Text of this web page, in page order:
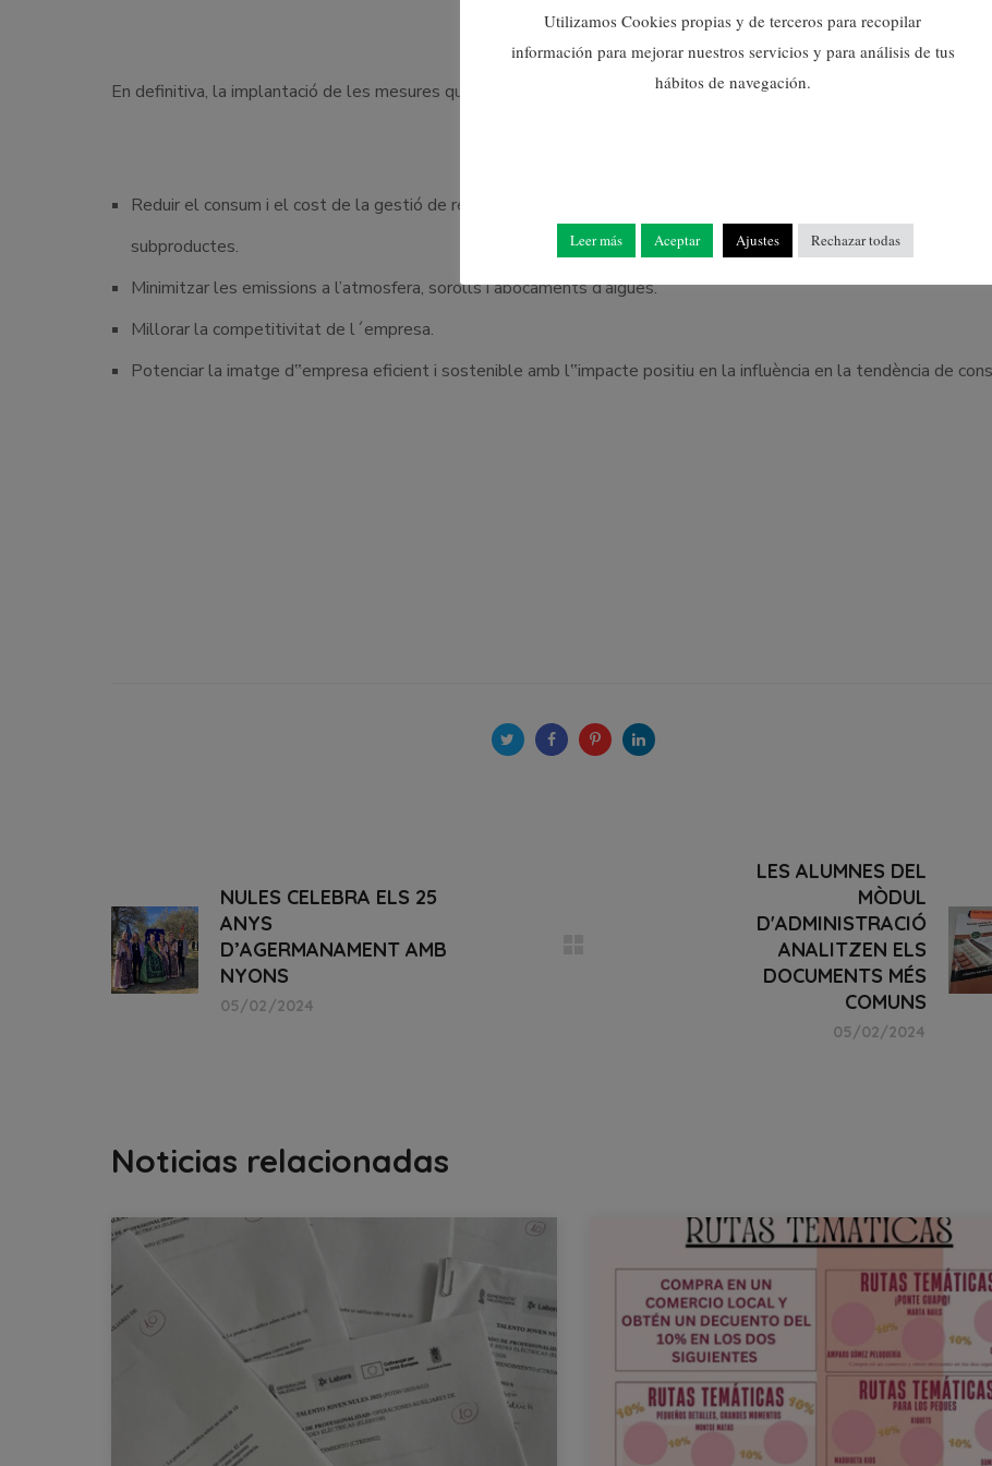
En definitiva, la implantació de les mesures que destaquen al manual permeten:
Reduir el consum i el cost de la gestió de residus com a aigua o energia, així com identificar els possibles
subproductes.
Minimitzar les emissions a l’atmosfera, sorolls i abocaments d’aigües.
Millorar la competitivitat de l´empresa.
Potenciar la imatge d‟empresa eficient i sostenible amb l‟impacte positiu en la influència en la tendència de
NULES CELEBRA ELS 25
ANYS
D’AGERMANAMENT AMB
NYONS
05/02/2024
LES ALUMNES DEL
MÒDUL
D'ADMINISTRACIÓ
ANALITZEN ELS
DOCUMENTS MÉS
COMUNS
05/02/2024
Noticias relacionadas
Utilizamos Cookies propias y de terceros para recopilar
información para mejorar nuestros servicios y para análisis de tus
hábitos de navegación.
Leer más Aceptar Ajustes Rechazar todas